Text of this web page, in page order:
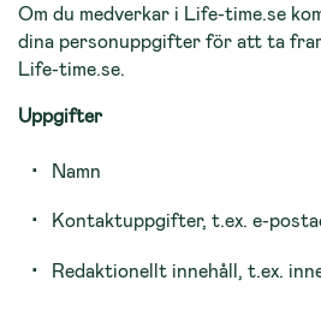
Om du medverkar i Life-time.se
dina personuppgifter för att ta
Life-time.se.
Uppgifter
Namn
Kontaktuppgifter, t.ex. e-
Redaktionellt innehåll, t.ex.